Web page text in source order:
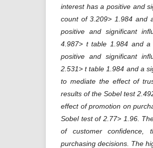
interest has a positive and
count of 3.209> 1.984 and
positive and significant
4.987> t table 1.984 and
positive and significant
2.531> t table 1.984 and a
to mediate the effect of
results of the Sobel test
effect of promotion on
Sobel test of 2.77> 1.96.
of customer confidence,
purchasing decisions. The